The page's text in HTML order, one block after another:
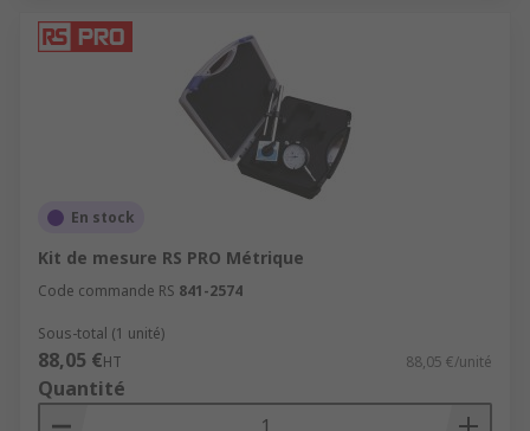
En stock
Kit de mesure RS PRO Métrique
Code commande RS 841-2574
Sous-total (1 unité)
88,05 €HT 88,05 €/unité
Quantité